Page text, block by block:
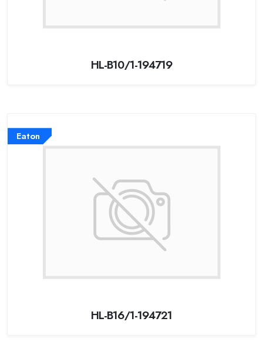
HL-B10/1-194719
Eaton
HL-B16/1-194721